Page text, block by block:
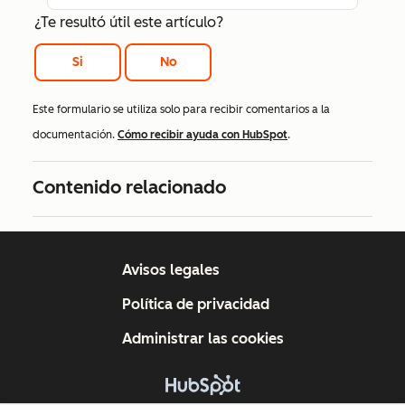
¿Te resultó útil este artículo?
Si No
Este formulario se utiliza solo para recibir comentarios a la
documentación. Cómo recibir ayuda con HubSpot.
Contenido relacionado
Avisos legales
Política de privacidad
Administrar las cookies